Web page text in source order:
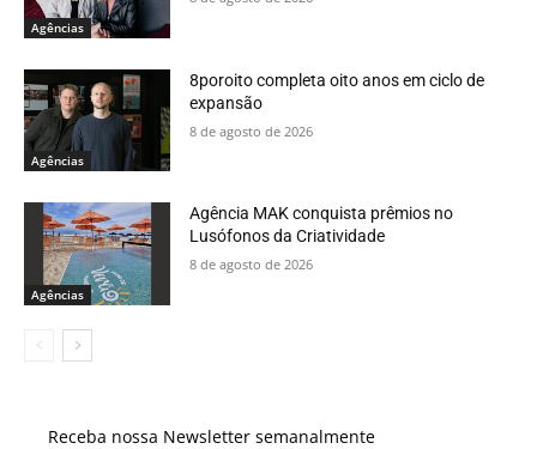
Agências
Agências
8poroito completa oito anos em ciclo de
expansão
8 de agosto de 2026
Agências
Agência MAK conquista prêmios no
Lusófonos da Criatividade
8 de agosto de 2026
Receba nossa Newsletter semanalmente